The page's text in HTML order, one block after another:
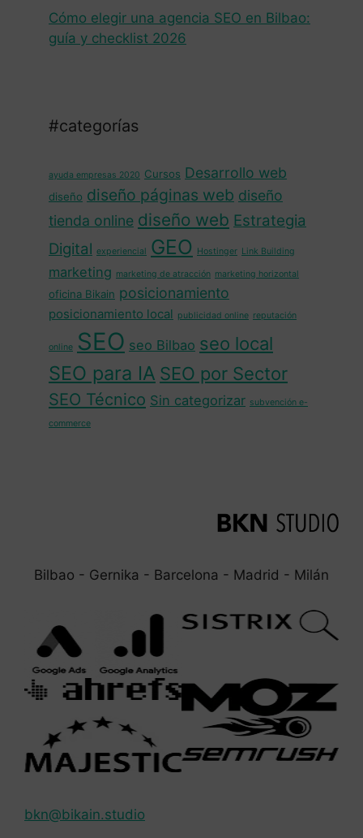
Cómo elegir una agencia SEO en Bilbao:
guía y checklist 2026
#categorías
ayuda empresas 2020 Cursos Desarrollo web
diseño diseño páginas web diseño
tienda online diseño web Estrategia
Digital experiencial GEO Hostinger Link Building
marketing marketing de atracción marketing horizontal
oficina Bikain posicionamiento
posicionamiento local publicidad online reputación
online SEO seo Bilbao seo local
SEO para IA SEO por Sector
SEO Técnico Sin categorizar subvención e-
commerce
Bilbao - Gernika - Barcelona - Madrid - Milán
bkn@bikain.studio